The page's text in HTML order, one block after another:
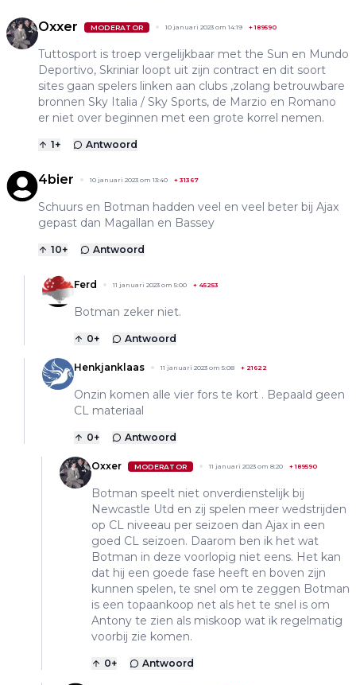
Oxxer MODERATOR 10 januari 2023 om 14:19 +189590
Tuttosport is troep vergelijkbaar met the Sun en Mundo
Deportivo, Skriniar loopt uit zijn contract en dit soort
sites gaan spelers linken aan clubs ,zolang betrouwbare
bronnen Sky Italia / Sky Sports, de Marzio en Romano
er niet over beginnen met een grote korrel nemen.
1+ Antwoord
4bier 10 januari 2023 om 13:40 + 31367
Schuurs en Botman hadden veel en veel beter bij Ajax
gepast dan Magallan en Bassey
10+ Antwoord
Ferd 11 januari 2023 om 5:00 + 45253
Botman zeker niet.
0+ Antwoord
Henkjanklaas 11 januari 2023 om 5:08 + 21622
Onzin komen alle vier fors te kort . Bepaald geen
CL materiaal
0+ Antwoord
Oxxer MODERATOR 11 januari 2023 om 8:20 +189590
Botman speelt niet onverdienstelijk bij
Newcastle Utd en zij spelen meer wedstrijden
op CL niveeau per seizoen dan Ajax in een
goed CL seizoen. Daarom ben ik het wat
Botman in deze voorlopig niet eens. Het kan
dat hij een goede fase heeft en boven zijn
kunnen spelen, te snel om te zeggen Botman
is een topaankoop net als het te snel is om
Antony te zien als miskoop wat ik regelmatig
voorbij zie komen.
0+ Antwoord